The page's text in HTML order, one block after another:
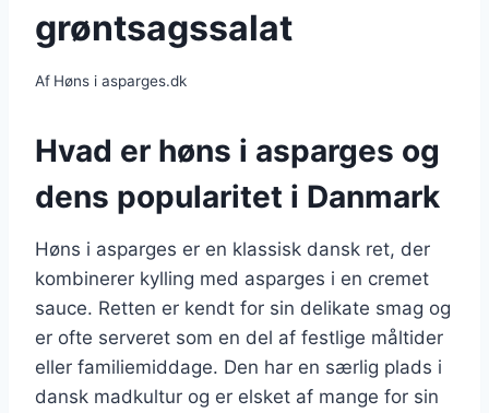
grøntsagssalat
Af Høns i asparges.dk
Hvad er høns i asparges og
dens popularitet i Danmark
Høns i asparges er en klassisk dansk ret, der
kombinerer kylling med asparges i en cremet
sauce. Retten er kendt for sin delikate smag og
er ofte serveret som en del af festlige måltider
eller familiemiddage. Den har en særlig plads i
dansk madkultur og er elsket af mange for sin